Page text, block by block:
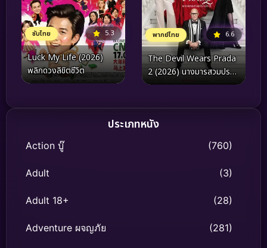
ซับไทย 5.3
Luck My Life (2026)
พลิกดวงลิขิตชีวิต
พากย์ไทย 6.6
The Devil Wears Prada
2 (2026) นางมารสวมปราด้
า 2
ประเภทหนัง
Action บู๊ (760)
Adult (3)
Adult 18+ (28)
Adventure ผจญภัย (281)